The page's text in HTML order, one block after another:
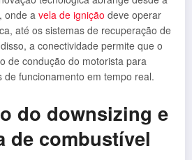
onde a vela de ignição deve operar
até os sistemas de recuperação de
a conectividade permite que o
de condução do motorista para
funcionamento em tempo real.
do downsizing e
de combustível